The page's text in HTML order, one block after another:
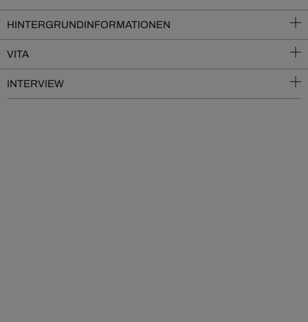
HINTERGRUNDINFORMATIONEN
VITA
INTERVIEW